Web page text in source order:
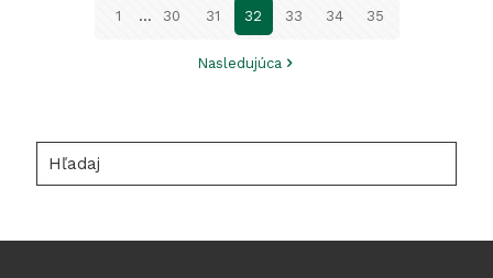
1 ... 30 31 32 33 34 35
Nasledujúca